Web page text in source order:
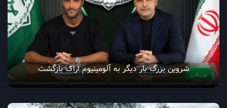
ورزشیشروین بزرگ بار دیگر به آلومینیوم اراک بازگشت